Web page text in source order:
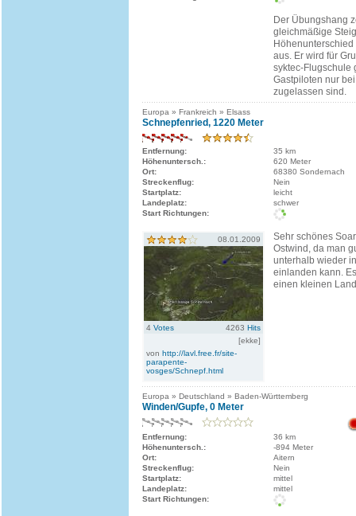
Der Übungshang
gleichmäßige
aus. Er wird für
syktec-Flugschule
Gastpiloten nur
zugelassen sind.
Europa » Frankreich » Elsass
Schnepfenried, 1220 Meter
Entfernung:
35 km
Höhenuntersch.:
620 Meter
Ort:
68380 Sondernach
Streckenflug:
Nein
Startplatz:
leicht
Landeplatz:
schwer
Start Richtungen:
08.01.2009
4 Votes 4263 Hits
[ekke]
von http://lavl.free.fr/site-
parapente-
vosges/Schnepf.html
Sehr schönes
Ostwind, da man
unterhalb wieder
einlanden kann.
einen kleinen
Europa » Deutschland » Baden-Württemberg
Winden/Gupfe, 0 Meter
Entfernung:
36 km
Höhenuntersch.:
-894 Meter
Ort:
Aitern
Streckenflug:
Nein
Startplatz:
mittel
Landeplatz:
mittel
Start Richtungen: